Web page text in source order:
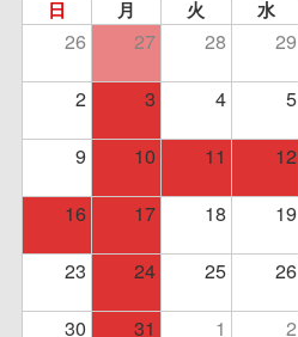
日 月 火 水
26 27 28 29
2
3 4 5
9
10 11 12
16
17 18 19
23
24 25 26
30
31 1 2